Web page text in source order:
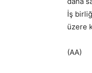
İş
üzere
(AA)